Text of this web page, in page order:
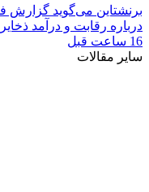
برنشتاین می‌گوید گزارش
درباره رقابت و درآمد
16 ساعت قبل
سایر مقالات